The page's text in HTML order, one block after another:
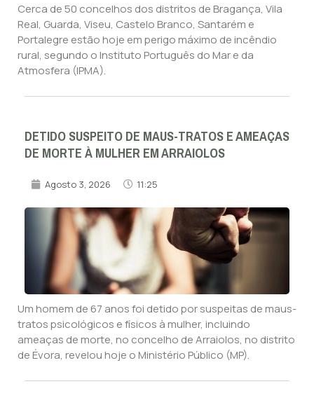
Cerca de 50 concelhos dos distritos de Bragança, Vila
Real, Guarda, Viseu, Castelo Branco, Santarém e
Portalegre estão hoje em perigo máximo de incêndio
rural, segundo o Instituto Português do Mar e da
Atmosfera (IPMA).
DETIDO SUSPEITO DE MAUS-TRATOS E AMEAÇAS
DE MORTE À MULHER EM ARRAIOLOS
Agosto 3, 2026 11:25
Um homem de 67 anos foi detido por suspeitas de maus-
tratos psicológicos e físicos à mulher, incluindo
ameaças de morte, no concelho de Arraiolos, no distrito
de Évora, revelou hoje o Ministério Público (MP).